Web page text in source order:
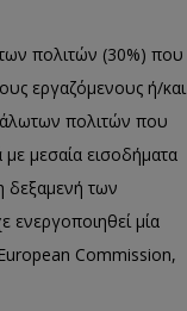
πολιτών (30%) που
εργαζόμενους ή/και
πολιτών που
μεσαία εισοδήματα
δεξαμενή των
ενεργοποιηθεί μία
Commission,